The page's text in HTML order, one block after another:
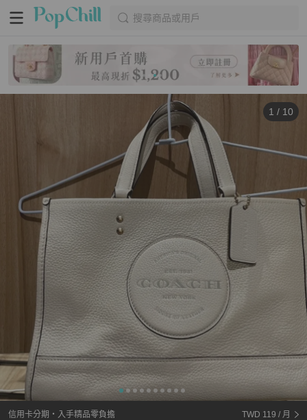
搜尋商品或用戶
1 / 10
信用卡分期・入手精品零負擔 TWD 119 / 月